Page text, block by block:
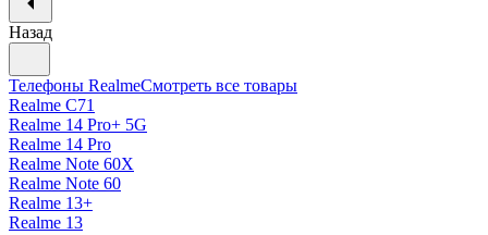
Назад
Телефоны RealmeСмотреть все товары
Realme C71
Realme 14 Pro+ 5G
Realme 14 Pro
Realme Note 60X
Realme Note 60
Realme 13+
Realme 13